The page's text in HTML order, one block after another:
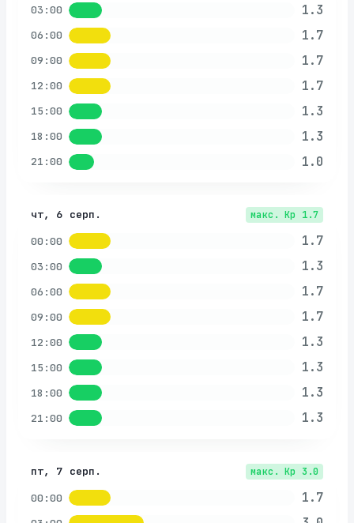
03:00 1.3
06:00 1.7
09:00 1.7
12:00 1.7
15:00 1.3
18:00 1.3
21:00 1.0
чт, 6 серп. макс. Kp 1.7
00:00 1.7
03:00 1.3
06:00 1.7
09:00 1.7
12:00 1.3
15:00 1.3
18:00 1.3
21:00 1.3
пт, 7 серп. макс. Kp 3.0
00:00 1.7